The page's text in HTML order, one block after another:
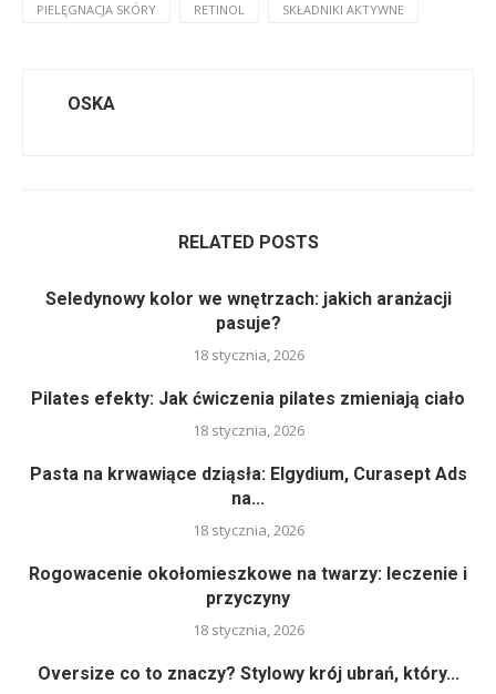
PIELĘGNACJA SKÓRY RETINOL SKŁADNIKI AKTYWNE
OSKA
RELATED POSTS
Seledynowy kolor we wnętrzach: jakich aranżacji
pasuje?
18 stycznia, 2026
Pilates efekty: Jak ćwiczenia pilates zmieniają ciało
18 stycznia, 2026
Pasta na krwawiące dziąsła: Elgydium, Curasept Ads
na...
18 stycznia, 2026
Rogowacenie okołomieszkowe na twarzy: leczenie i
przyczyny
18 stycznia, 2026
Oversize co to znaczy? Stylowy krój ubrań, który...